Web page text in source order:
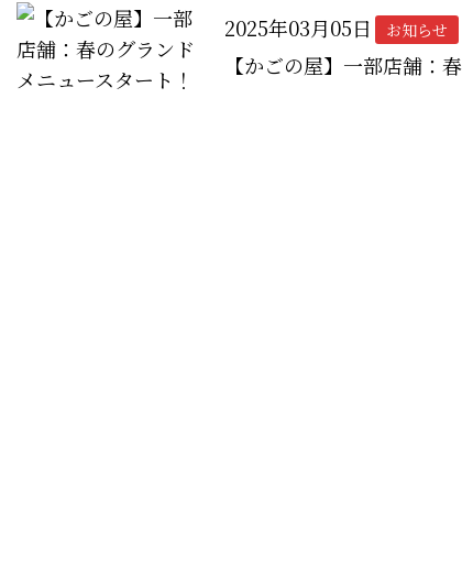
2025年03月05日 お知らせ
【かごの屋】一部店舗：